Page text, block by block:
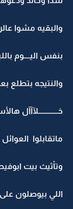
والبقيه مشوا
بنفس اليــــوم
والنتيجه بتطلع
ماتقابلوا
وتأثيث بيت
اللي بيوصلون على